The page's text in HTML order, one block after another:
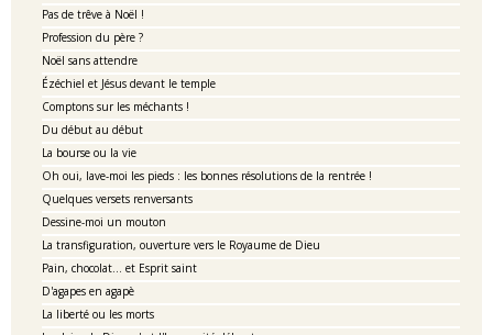
Pas de trêve à Noël !
Profession du père ?
Noël sans attendre
Ézéchiel et Jésus devant le temple
Comptons sur les méchants !
Du début au début
La bourse ou la vie
Oh oui, lave-moi les pieds : les bonnes résolutions de la rentrée !
Quelques versets renversants
Dessine-moi un mouton
La transfiguration, ouverture vers le Royaume de Dieu
Pain, chocolat... et Esprit saint
D'agapes en agapè
La liberté ou les morts